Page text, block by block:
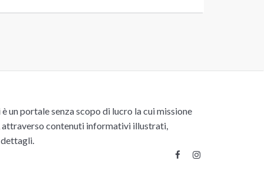
portale senza scopo di lucro la cui missione
attraverso contenuti informativi illustrati,